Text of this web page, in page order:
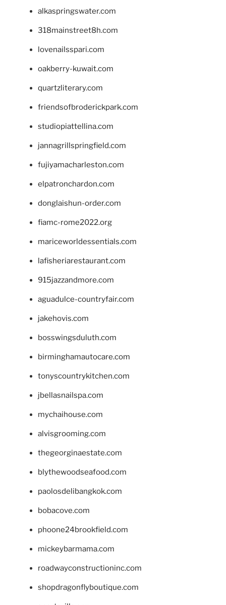
alkaspringswater.com
318mainstreet8h.com
lovenailsspari.com
oakberry-kuwait.com
quartzliterary.com
friendsofbroderickpark.com
studiopiattellina.com
jannagrillspringfield.com
fujiyamacharleston.com
elpatronchardon.com
donglaishun-order.com
fiamc-rome2022.org
mariceworldessentials.com
lafisheriarestaurant.com
915jazzandmore.com
aguadulce-countryfair.com
jakehovis.com
bosswingsduluth.com
birminghamautocare.com
tonyscountrykitchen.com
jbellasnailspa.com
mychaihouse.com
alvisgrooming.com
thegeorginaestate.com
blythewoodseafood.com
paolosdelibangkok.com
bobacove.com
phoone24brookfield.com
mickeybarmama.com
roadwayconstructioninc.com
shopdragonflyboutique.com